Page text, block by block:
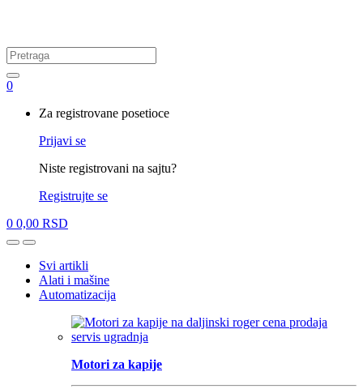
Search
for:
0
Za registrovane posetioce
Prijavi se
Niste registrovani na sajtu?
Registrujte se
0 0,00 RSD
OpenClose
Svi artikli
Alati i mašine
Automatizacija
Motori za kapije